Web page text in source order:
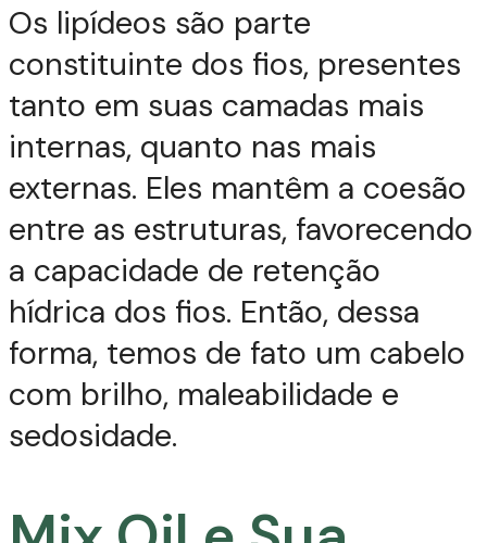
Os lipídeos são parte
constituinte dos fios, presentes
tanto em suas camadas mais
internas, quanto nas mais
externas. Eles mantêm a coesão
entre as estruturas, favorecendo
a capacidade de retenção
hídrica dos fios. Então, dessa
forma, temos de fato um cabelo
com brilho, maleabilidade e
sedosidade.